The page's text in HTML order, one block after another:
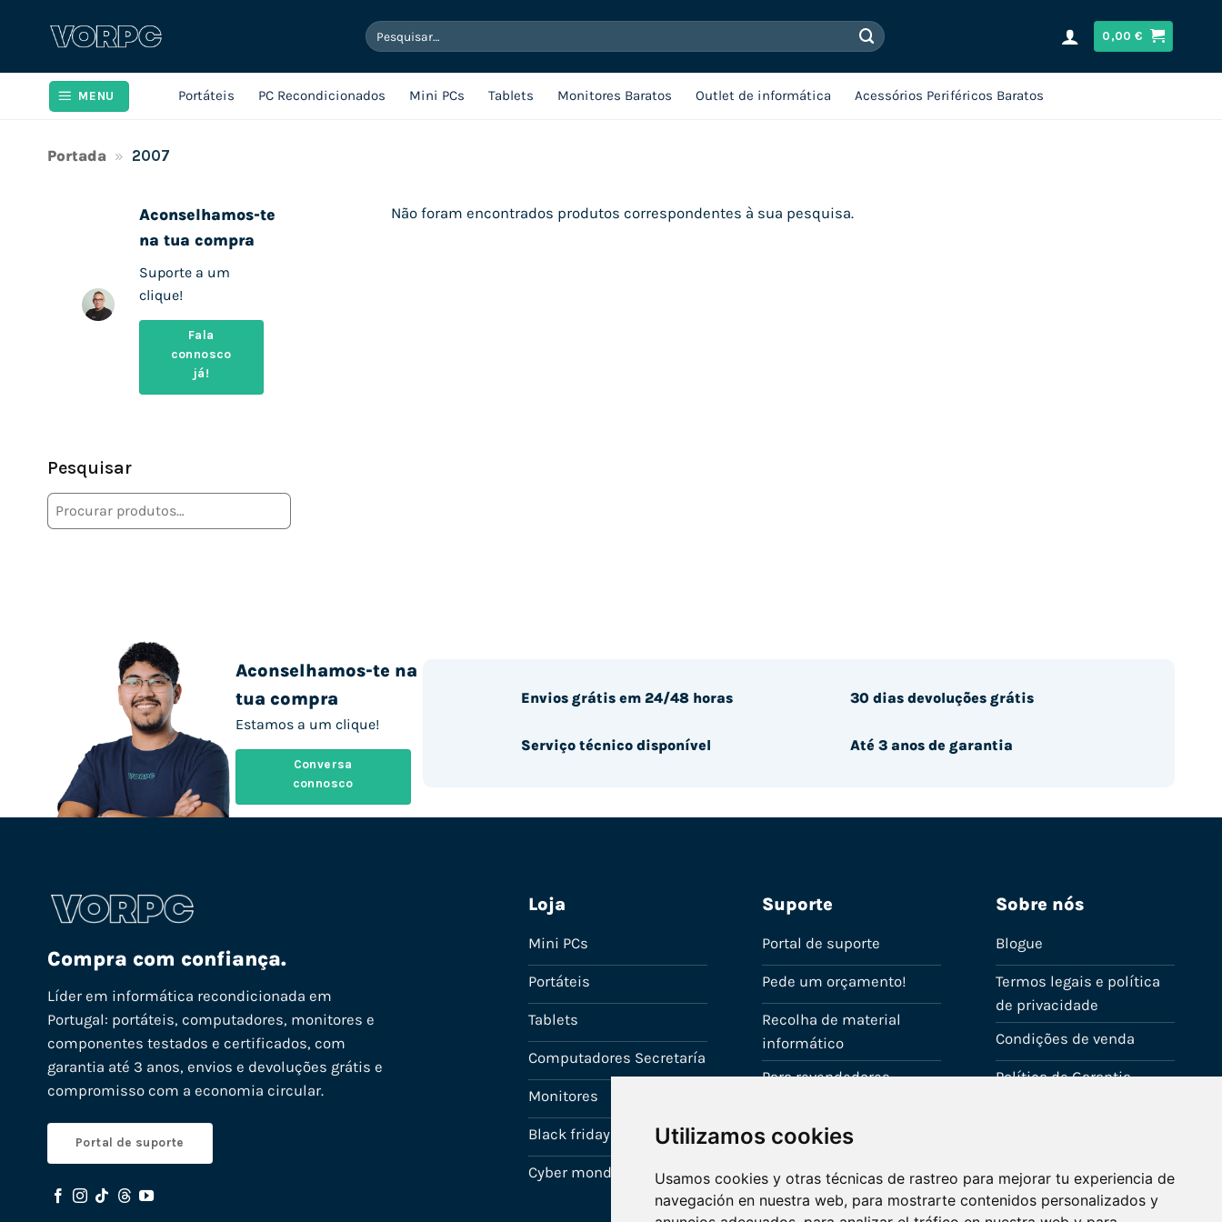
Utilizamos cookies
Usamos cookies y otras técnicas de rastreo para mejorar tu experiencia de
navegación en nuestra web, para mostrarte contenidos personalizados y
Pesquisar
por:
0,00€
MENU Portáteis PC Recondicionados Mini PCs Tablets Monitores Baratos Outlet de informática Acessórios Periféricos Baratos
Portada » 2007
Aconselhamos-te
na tua compra
Suporte a um
clique!
Fala
connosco
já!
Pesquisar
Não foram encontrados produtos correspondentes à sua pesquisa.
Aconselhamos-te na
tua compra
Estamos a um clique!
Conversa
connosco
Envios grátis em 24/48 horas
Serviço técnico disponível
30 dias devoluções grátis
Até 3 anos de garantia
Compra com confiança.
Líder em informática recondicionada em
Portugal: portáteis, computadores, monitores e
componentes testados e certificados, com
garantia até 3 anos, envios e devoluções grátis e
compromisso com a economia circular.
Portal de suporte
Loja
Mini PCs
Portáteis
Tablets
Computadores Secretaría
Monitores
Black friday
Cyber monday
Suporte
Portal de suporte
Pede um orçamento!
Recolha de material
informático
Para revendedores
Sobre nós
Blogue
Termos legais e política
de privacidade
Condições de venda
Política de Garantia
Fale connosco